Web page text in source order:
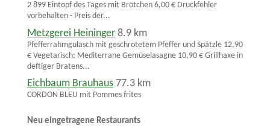
2 899 Eintopf des Tages mit Brötchen 6,00 € Druckfehler
vorbehalten - Preis der...
Metzgerei Heininger 8.9 km
Pfefferrahmgulasch mit geschrotetem Pfeffer und Spätzle 12,90
€ Vegetarisch: Mediterrane Gemüselasagne 10,90 € Grillhaxe in
deftiger Bratens...
Eichbaum Brauhaus 77.3 km
CORDON BLEU mit Pommes frites
Neu eingetragene Restaurants